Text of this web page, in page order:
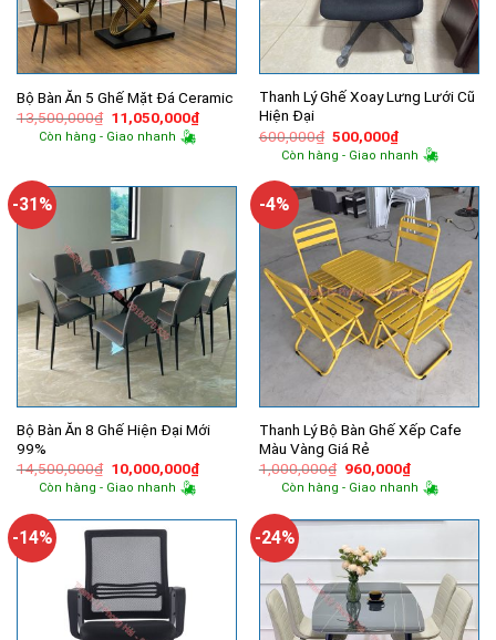
Bộ Bàn Ăn 5 Ghế Mặt Đá Ceramic
13,500,000₫ Giá
gốc
là:
11,050,000₫Giá
hiện
Còn hàng - Giao nhanh
Thanh Lý Ghế Xoay Lưng Lưới Cũ
Hiện Đại
600,000₫ Giá
gốc
là:
500,000₫Giá
hiện
tại
500,000₫.
Còn hàng - Giao nhanh
-31%
Bộ Bàn Ăn 8 Ghế Hiện Đại Mới
99%
14,500,000₫ Giá
gốc
là:
10,000,000₫Giá
hiện
10,000,000₫.
Còn hàng - Giao nhanh
-4%
Thanh Lý Bộ Bàn Ghế Xếp Cafe
Màu Vàng Giá Rẻ
1,000,000₫ Giá
gốc
là:
960,000₫Giá
hiện
tại
960,000₫.
Còn hàng - Giao nhanh
-14% -24%